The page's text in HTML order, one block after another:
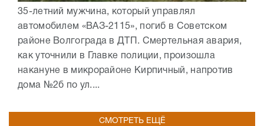
35-летний мужчина, который управлял
автомобилем «ВАЗ-2115», погиб в Советском
районе Волгограда в ДТП. Смертельная авария,
как уточнили в Главке полиции, произошла
накануне в микрорайоне Кирпичный, напротив
дома №2б по ул....
СМОТРЕТЬ ЕЩЁ